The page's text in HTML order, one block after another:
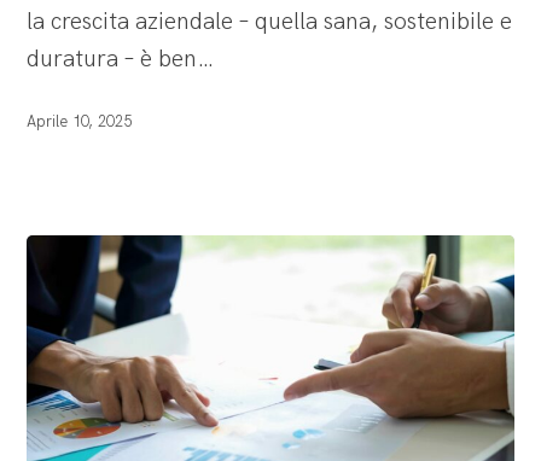
la crescita aziendale – quella sana, sostenibile e
duratura – è ben…
Aprile 10, 2025